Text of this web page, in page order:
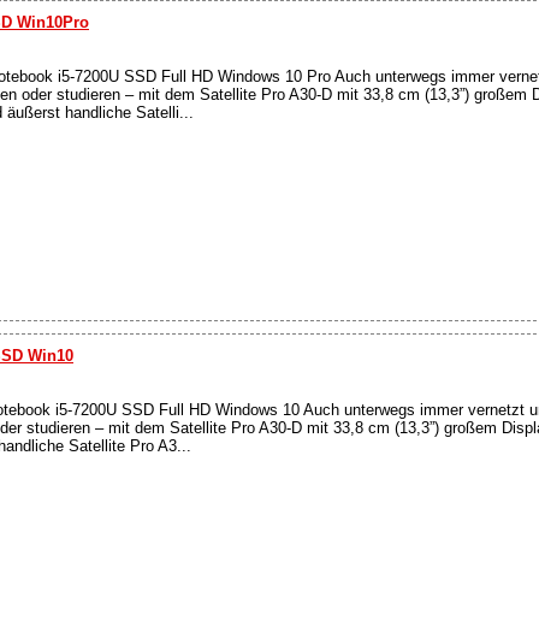
Win10Pro
i5-7200U SSD Full HD Windows 10 Pro Auch unterwegs immer
oder studieren – mit dem Satellite Pro A30-D mit 33,8 cm (13,3”) großem
handliche Satelli...
Win10
i5-7200U SSD Full HD Windows 10 Auch unterwegs immer vernetzt
studieren – mit dem Satellite Pro A30-D mit 33,8 cm (13,3”) großem
Satellite Pro A3...